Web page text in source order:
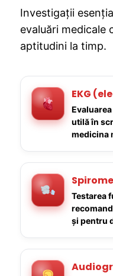
Investigații
evaluări medicale
aptitudini la timp.
EKG
utilă în
medicina
Testarea
și pentru